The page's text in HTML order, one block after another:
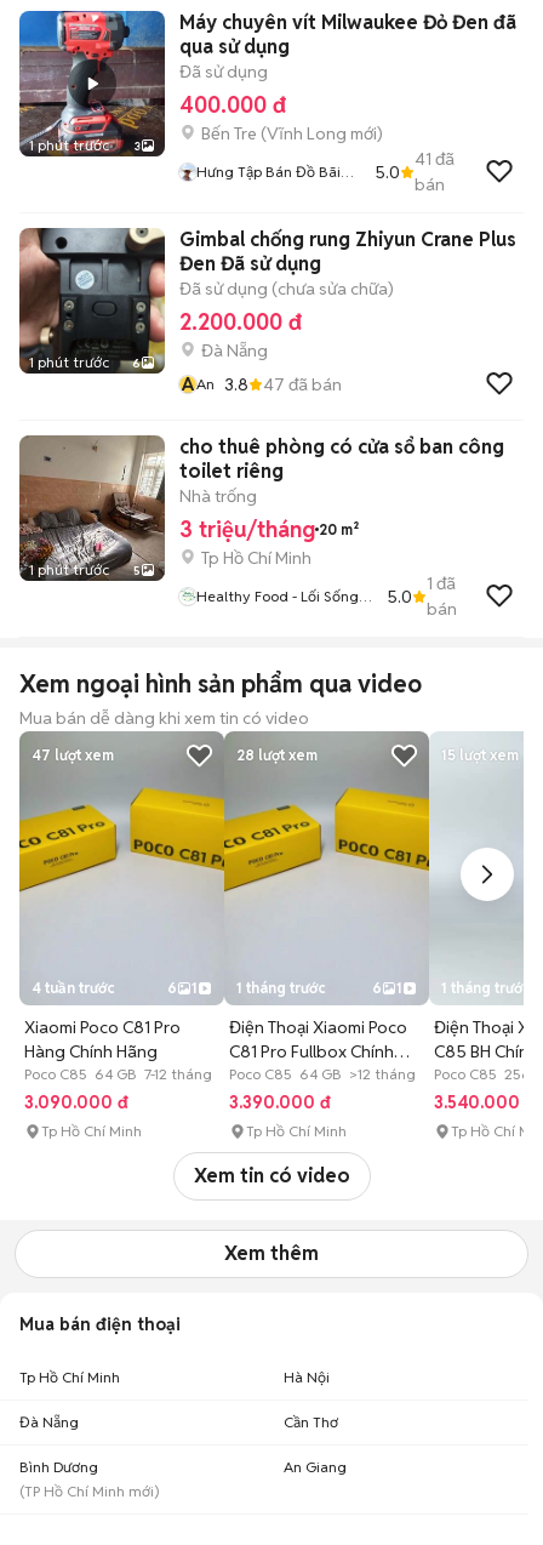
1 phút trước 3
Máy chuyên vít Milwaukee Đỏ Đen đã
qua sử dụng
Đã sử dụng
400.000 đ
Bến Tre (Vĩnh Long mới)
Hưng Tập Bán Đồ Bãi
5.0
41 đã
bán
1 phút trước 6
Gimbal chống rung Zhiyun Crane Plus
Đen Đã sử dụng
Đã sử dụng (chưa sửa chữa)
2.200.000 đ
Đà Nẵng
AAn 3.8 47 đã bán
1 phút trước 5
cho thuê phòng có cửa sổ ban công
toilet riêng
Nhà trống
3 triệu/tháng 20 m²
Tp Hồ Chí Minh
Healthy Food - Lối Sống
5.0
1 đã
bán
Xem ngoại hình sản phẩm qua video
Mua bán dễ dàng khi xem tin có video
47 lượt xem
4 tuần trước 6 1
Xiaomi Poco C81 Pro
Hàng Chính Hãng
Poco C85 64 GB 7-12 tháng
3.090.000 đ
Tp Hồ Chí Minh
28 lượt xem
1 tháng trước 6 1
Điện Thoại Xiaomi Poco
C81 Pro Fullbox Chính
Hãng
Poco C85 64 GB >12 tháng
3.390.000 đ
Tp Hồ Chí Minh
15 lượt xem
1 tháng trước
Điện Thoại
C85 BH Chính
Tháng
Poco C85 256
3.540.000 đ
Tp Hồ Chí
Xem tin có video
Xem thêm
Mua bán điện thoại
Tp Hồ Chí Minh Hà Nội
Đà Nẵng Cần Thơ
Bình Dương
(TP Hồ Chí Minh mới)
An Giang